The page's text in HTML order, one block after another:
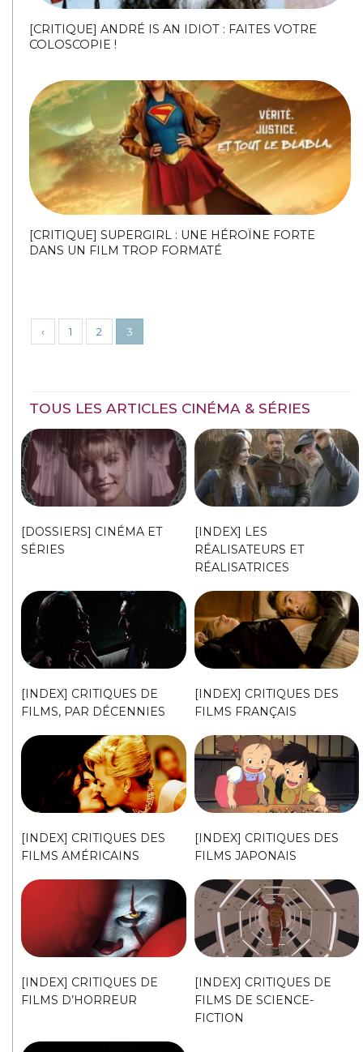
[CRITIQUE] ANDRÉ IS AN IDIOT : FAITES VOTRE
COLOSCOPIE !
[CRITIQUE] SUPERGIRL : UNE HÉROÏNE FORTE
DANS UN FILM TROP FORMATÉ
‹ 1 2 3
TOUS LES ARTICLES CINÉMA & SÉRIES
[DOSSIERS] CINÉMA ET
SÉRIES
[INDEX] LES
RÉALISATEURS ET
RÉALISATRICES
[INDEX] CRITIQUES DE
FILMS, PAR DÉCENNIES
[INDEX] CRITIQUES DES
FILMS FRANÇAIS
[INDEX] CRITIQUES DES
FILMS AMÉRICAINS
[INDEX] CRITIQUES DES
FILMS JAPONAIS
[INDEX] CRITIQUES DE
FILMS D’HORREUR
[INDEX] CRITIQUES DE
FILMS DE SCIENCE-
FICTION